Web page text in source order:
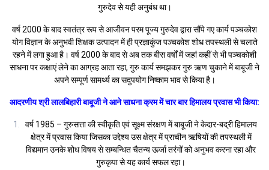
गुरुदेव से यही अनुबंध था।
वर्ष 2000 के बाद स्वतंत्र रूप से आजीवन परम पूज्य गुरुदेव द्वारा सौंपे गए कार्य पञ्चकोश
योग विज्ञान के अनुभवी शिक्षक उत्पादन में ही प्रज्ञाकुंज पञ्चकोश शोध तपस्थली से चलाते
रहने में लगा हुआ है। वर्ष 2000 के बाद से अब तक बीस वर्षों में जहां कहीं से भी पञ्चकोशी
साधना पर कक्षाएं लेने का आग्रह आता रहा, गुरु कार्य समझकर गुरु ऋण चुकाने में बाबूजी ने
अपने सम्पूर्ण सामर्थ्य का सदुपयोग निष्काम भाव से किया है।
आदरणीय श्री लालबिहारी बाबूजी ने आने साधना क्रम में चार बार हिमालय प्रवास भी किया:
वर्ष 1985 – गुरुसत्ता की स्वीकृति एवं सूक्ष्म संरक्षण में बाबूजी ने केदार-बद्री हिमालय
क्षेत्र में प्रवास किया जिसका उद्देश्य उस क्षेत्र में प्राचीन ऋषियों की तपस्थली में
विद्यमान उनके शोध विषय से सम्बन्धित चैतन्य ऊर्जा तरंगों को अनुभव करना रहा और
गुरुकृपा से यह कार्य सफल रहा।